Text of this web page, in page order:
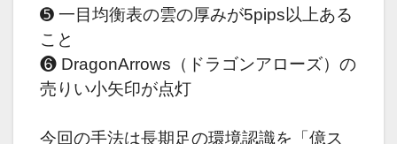
➎ 一目均衡表の雲の厚みが5pips以上ある
こと
❻ DragonArrows（ドラゴンアローズ）の
売りい小矢印が点灯
今回の手法は長期足の環境認識を 「億ス